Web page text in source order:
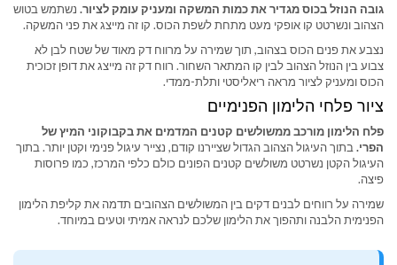
גובה הנוזל בכוס מגדיר את כמות המשקה ומעניק עומק לציור. נשתמש בטוש
הצהוב ונשרטט קו אופקי מעט מתחת לשפת הכוס. קו זה מייצג את פני המשקה.
נצבע את פנים הכוס בצהוב, תוך שמירה על מרווח דק מאוד של שטח לבן לא
צבוע בין הנוזל הצהוב לבין קו המתאר השחור. רווח דק זה מייצג את דופן זכוכית
הכוס ומעניק לציור מראה ריאליסטי ותלת-ממדי.
ציור פלחי הלימון הפנימיים
פלח הלימון מורכב ממשולשים קטנים המדמים את בקבוקוני המיץ של
הפרי. בתוך העיגול הצהוב הגדול שציירנו קודם, נצייר עיגול פנימי וקטן יותר. בתוך
העיגול הקטן נשרטט משולשים קטנים הפונים כולם כלפי המרכז, כמו פרוסות
פיצה.
שמירה על רווחים לבנים דקים בין המשולשים הצהובים תדמה את קליפת הלימון
הפנימית הלבנה ותהפוך את הלימון שלכם לנראה אמיתי וטעים במיוחד.